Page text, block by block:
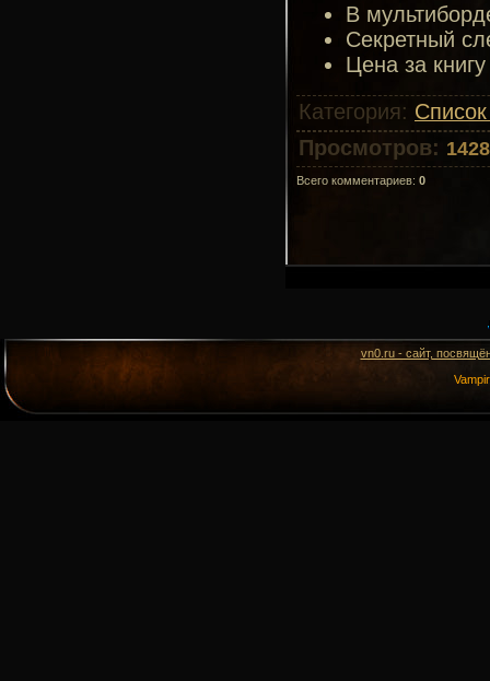
В
Секретный
Цена за
Категория:
Просмотров: 1428
Всего комментариев: 0
vn0.ru - сайт,